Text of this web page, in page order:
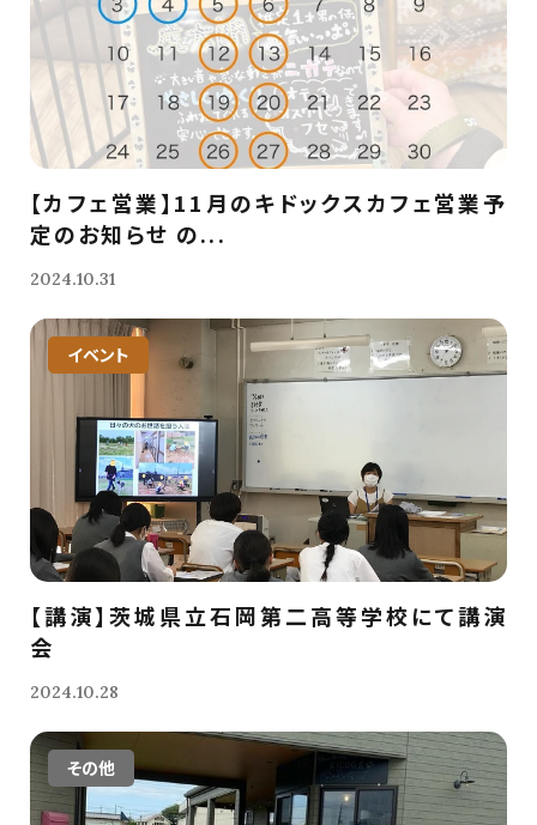
【カフェ営業】11月のキドックスカフェ営業予
定のお知らせ の...
2024.10.31
イベント
【講演】茨城県立石岡第二高等学校にて講演
会
2024.10.28
その他